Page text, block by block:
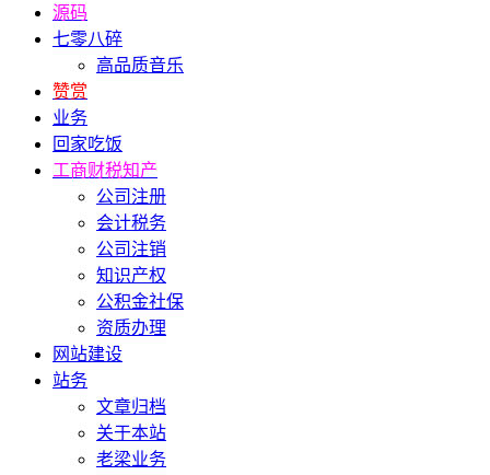
源码
七零八碎
高品质音乐
赞赏
业务
回家吃饭
工商财税知产
公司注册
会计税务
公司注销
知识产权
公积金社保
资质办理
网站建设
站务
文章归档
关于本站
老梁业务